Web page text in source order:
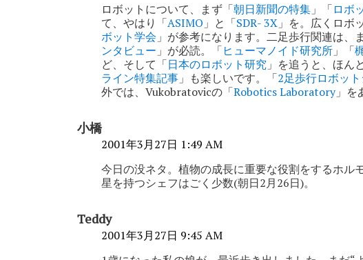
ロボットについて、まず「朝日新聞の特集 」「ロボ
て、やはり「ASIMO 」と「SDR- 3X 」を。広くロボ
ボット学会 」が参考になります。二足歩行関連は
ンタビュー 」が必読。「ヒューマノイド研究所 」「
ど、そして「日本のロボット研究 」を追うと、ほん
ライン特集記事 」も楽しいです。「2足歩行ロボッ
外では、Vukobratovicの「Robotics Laboratory」を
小橋
2001年3月27日 1:49 AM
今日の没ネタ。植物の成長に重要な役割をするホル
星を持つシェフはごく少数(朝日2月26日)。
Teddy
2001年3月27日 9:45 AM